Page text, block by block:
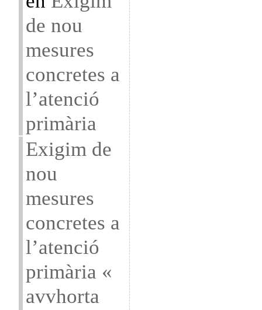
de nou
mesures
concretes a
l’atenció
primària
Exigim de
nou
mesures
concretes a
l’atenció
primària «
avvhorta